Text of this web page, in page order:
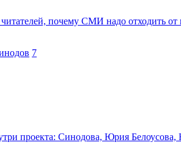
почему СМИ надо отходить
7
проекта: Синодова, Юрия